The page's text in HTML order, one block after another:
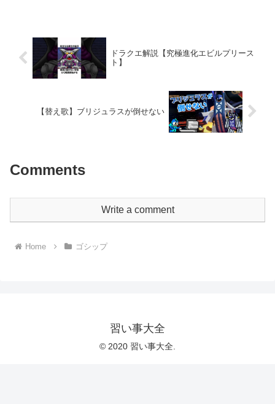
ドラクエ解説【究極進化エビルプリース
ト】
【替え歌】ブリジュラスが倒せない
Comments
Write a comment
Home ゴシップ
習い事大全
© 2020 習い事大全.